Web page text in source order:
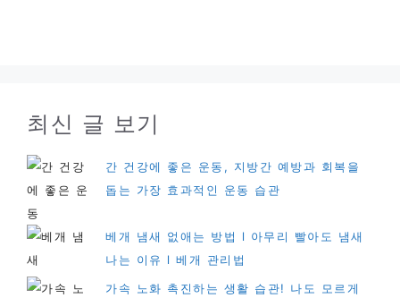
최신 글 보기
간 건강에 좋은 운동, 지방간 예방과 회복을
돕는 가장 효과적인 운동 습관
베개 냄새 없애는 방법 l 아무리 빨아도 냄새
나는 이유 l 베개 관리법
가속 노화 촉진하는 생활 습관! 나도 모르게